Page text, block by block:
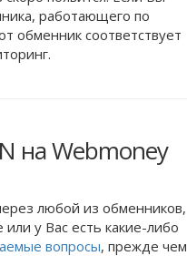
работающего по
обменник соответствует
на Webmoney
любой из обменников,
у Вас есть какие-либо
вопросы, прежде чем